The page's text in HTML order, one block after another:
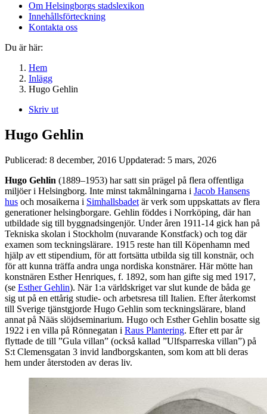
Om Helsingborgs stadslexikon
Innehållsförteckning
Kontakta oss
Du är här:
Hem
Inlägg
Hugo Gehlin
Skriv ut
Hugo Gehlin
Publicerad: 8 december, 2016 Uppdaterad: 5 mars, 2026
Hugo Gehlin (1889–1953) har satt sin prägel på flera offentliga
miljöer i Helsingborg. Inte minst takmålningarna i Jacob Hansens
hus och mosaikerna i Simhallsbadet är verk som uppskattats av flera
generationer helsingborgare. Gehlin föddes i Norrköping, där han
utbildade sig till byggnadsingenjör. Under åren 1911-14 gick han på
Tekniska skolan i Stockholm (nuvarande Konstfack) och tog där
examen som teckningslärare. 1915 reste han till Köpenhamn med
hjälp av ett stipendium, för att fortsätta utbilda sig till konstnär, och
för att kunna träffa andra unga nordiska konstnärer. Här mötte han
konstnären Esther Henriques, f. 1892, som han gifte sig med 1917,
(se Esther Gehlin). När 1:a världskriget var slut kunde de båda ge
sig ut på en ettårig studie- och arbetsresa till Italien. Efter återkomst
till Sverige tjänstgjorde Hugo Gehlin som teckningslärare, bland
annat på Nääs slöjdseminarium. Hugo och Esther Gehlin bosatte sig
1922 i en villa på Rönnegatan i Raus Plantering. Efter ett par år
flyttade de till ”Gula villan” (också kallad ”Ulfsparreska villan”) på
S:t Clemensgatan 3 invid landborgskanten, som kom att bli deras
hem under återstoden av deras liv.